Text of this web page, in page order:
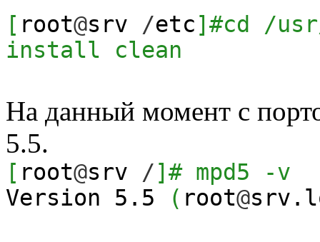
[ root@srv /etc] #cd /
install clean
На данный момент с
5.5.
[ root@srv /] # mpd5 -v
Version 5.5 ( root@